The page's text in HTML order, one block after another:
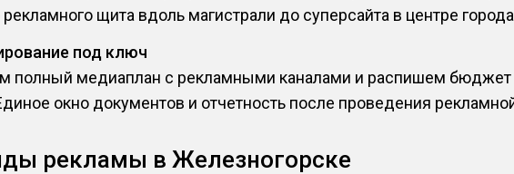
щита вдоль магистрали до суперсайта в центре
под ключ
полный медиаплан с рекламными каналами и распишем бюджет
окно документов и отчетность после проведения
рекламы в Железногорске